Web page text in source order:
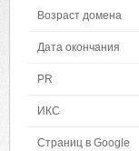
Возраст домена
Дата окончания
PR
ИКС
Страниц в Google